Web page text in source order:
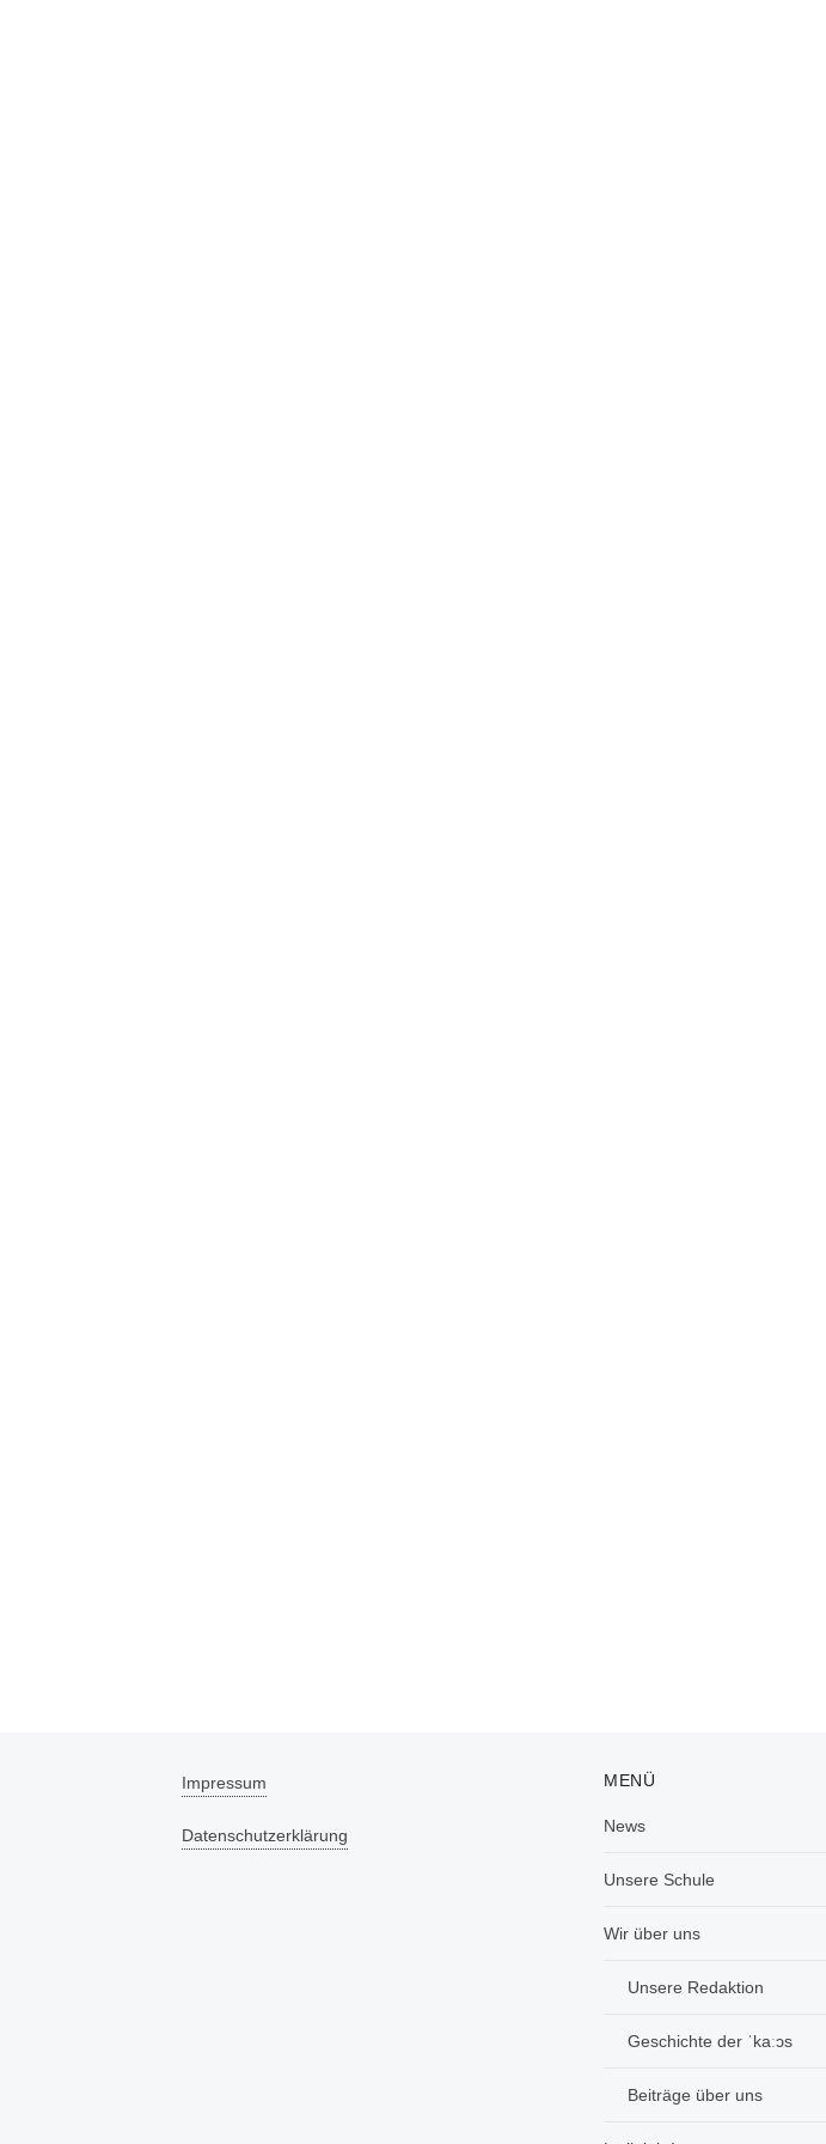
Impressum
Datenschutzerklärung
MENÜ
News
Unsere Schule
Wir über uns
Unsere Redaktion
Geschichte der ˈkaːɔs
Beiträge über uns